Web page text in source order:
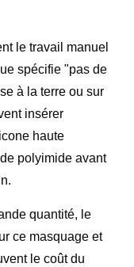
le travail manuel
spécifie "pas de
à la terre ou sur
insérer
haute
polyimide avant
quantité, le
ce masquage et
le coût du